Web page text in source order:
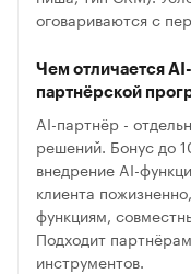
оговариваются с
Чем отличается
партнёрской
AI-партнёр -
решений. Бонус до
внедрение AI-
клиента
функциям,
Подходит
инструментов.